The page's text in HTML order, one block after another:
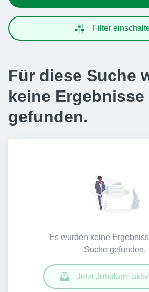
Filter
Für diese Suche
keine Ergebnisse
gefunden.
Es wurden keine
Suche gefunden.
Jetzt Jobalarm